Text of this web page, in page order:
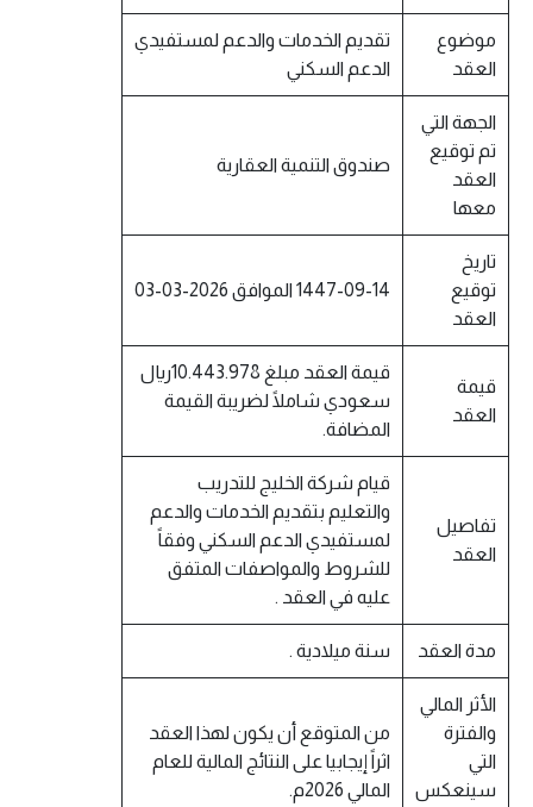
موضوع
العقد
تقديم الخدمات والدعم لمستفيدي
الدعم السكني
الجهة التي
تم توقيع
العقد
معها
صندوق التنمية العقارية
تاريخ
توقيع
العقد
1447-09-14 الموافق 2026-03-03
قيمة
العقد
قيمة العقد مبلغ 10.443.978ريال
سعودي شاملًا لضريبة القيمة
المضافة.
تفاصيل
العقد
قيام شركة الخليج للتدريب
والتعليم بتقديم الخدمات والدعم
لمستفيدي الدعم السكني وفقاً
للشروط والمواصفات المتفق
عليه في العقد .
مدة العقد سنة ميلادية .
الأثر المالي
والفترة
التي
سينعكس
من المتوقع أن يكون لهذا العقد
اثراً إيجابيا على النتائج المالية للعام
المالي 2026م.